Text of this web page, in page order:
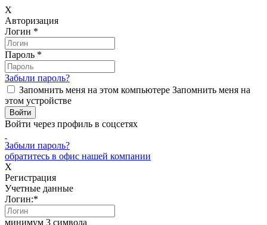
X
Авторизация
Логин *
Пароль *
Забыли пароль?
Запомнить меня на этом компьютере Запомнить меня на
этом устройстве
Войти через профиль в соцсетях
Забыли пароль?
обратитесь в офис нашей компании
X
Регистрация
Учетные данные
Логин:*
минимум 3 символа